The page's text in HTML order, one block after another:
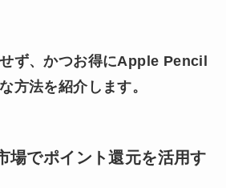
ず、かつお得にApple Pencil
方法を紹介します。
場でポイント還元を活用す